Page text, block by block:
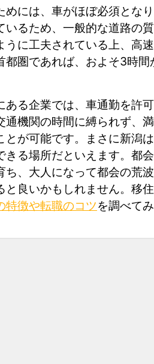
めには、車がほぼ必須とな
いるため、一般的な道路の
うに工夫されている上、高
都圏であれば、およそ3時
ある企業では、車通勤を許
通機関の時間に縛られず、
とが可能です。まさに新潟
きる場所だといえます。都
、大人になって都会の荒
と良いかもしれません。移
特徴や転職のコツを調べて